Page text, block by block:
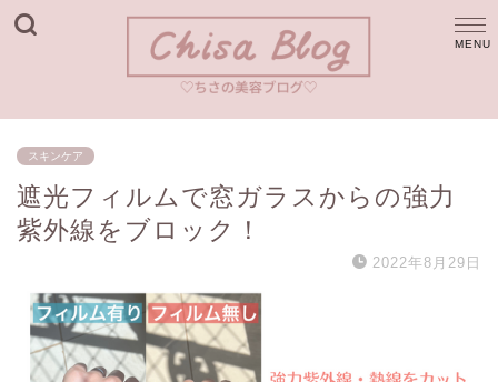
スキンケア
遮光フィルムで窓ガラスからの強力
紫外線をブロック！
2022年8月29日